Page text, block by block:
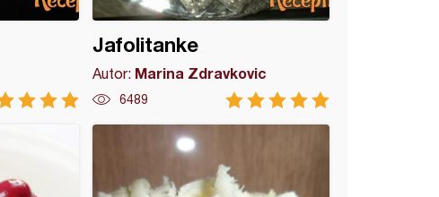
Jafolitanke
Autor: Marina Zdravkovic
6489